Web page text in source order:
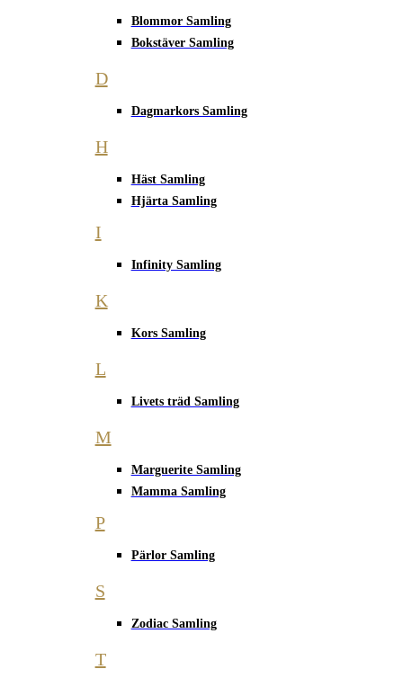
Blommor Samling
Bokstäver Samling
D
Dagmarkors Samling
H
Häst Samling
Hjärta Samling
I
Infinity Samling
K
Kors Samling
L
Livets träd Samling
M
Marguerite Samling
Mamma Samling
P
Pärlor Samling
S
Zodiac Samling
T